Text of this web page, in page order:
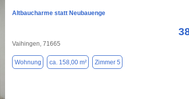
Altbaucharme statt Neubauenge
Vaihingen, 71665
Wohnung ca. 158,00 m² Zimmer 5